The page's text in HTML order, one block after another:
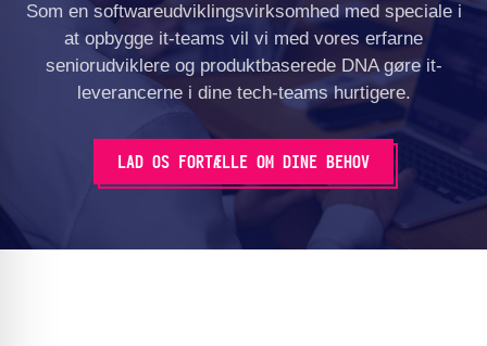
Som en softwareudviklingsvirksomhed med speciale i
at opbygge it-teams vil vi med vores erfarne
seniorudviklere og produktbaserede DNA gøre it-
leverancerne i dine tech-teams hurtigere.
LAD OS FORTÆLLE OM DINE BEHOV